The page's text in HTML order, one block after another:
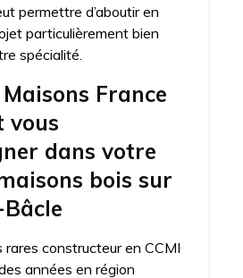
permettre d’aboutir en
particulièrement bien
spécialité.
France
vous
dans votre
bois sur
rares constructeur en CCMI
années en région